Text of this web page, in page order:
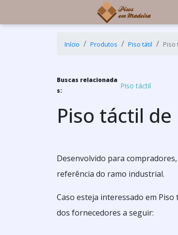
Início Produtos Piso tátil Piso
Buscas relacionada
s:
Piso táctil
Piso táctil
Desenvolvido para
referência do ramo industrial.
Caso esteja interessado em
dos fornecedores a seguir: